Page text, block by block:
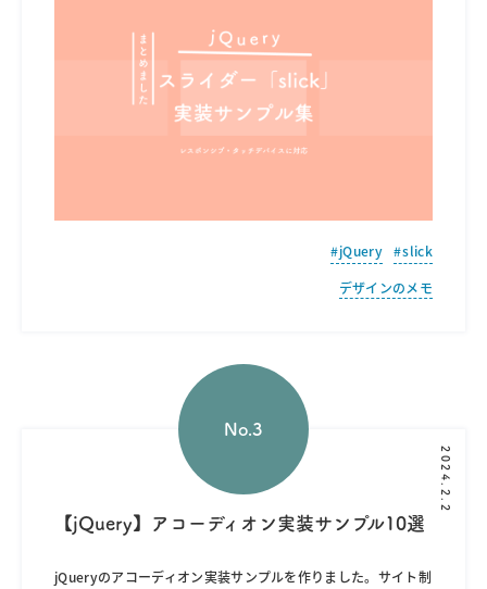
jQuery
slick
デザインのメモ
2024.2.2
【jQuery】アコーディオン実装サンプル10選
jQueryのアコーディオン実装サンプルを作りました。サイト制